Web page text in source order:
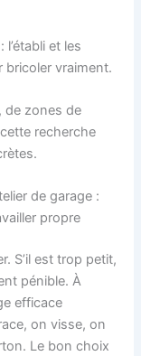
et les
bricoler vraiment.
de zones de
recherche
de garage :
propre
S’il est trop petit,
pénible. À
efficace
on visse, on
Le bon choix